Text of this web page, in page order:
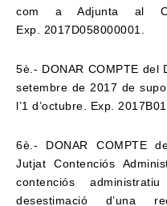
com a Adjunta al
Exp. 2017D058000001.
5è.- DONAR COMPTE del
setembre de 2017 de
l’1 d’octubre. Exp.
6è.- DONAR COMPTE
Jutjat Contenciós
contenciós
desestimació d’una